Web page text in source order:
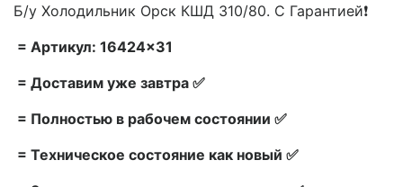
Б/у Холодильник Орск КШД 310/80. С Гарантией❗
= Артикул: 16424×31
= Доставим уже завтра ✅
= Полностью в рабочем состоянии ✅
= Техническое состояние как новый ✅